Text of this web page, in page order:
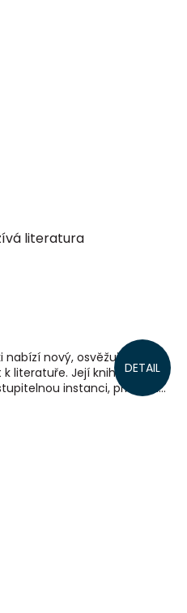
literatura
DETAIL
nový, osvěžující
literatuře. Její kniha
instanci, přičemž...